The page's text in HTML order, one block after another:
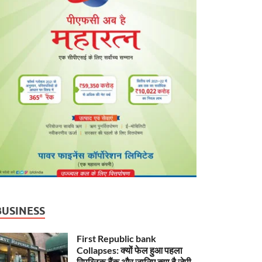
First Republic bank
Collapses: क्यों फेल हुआ पहला